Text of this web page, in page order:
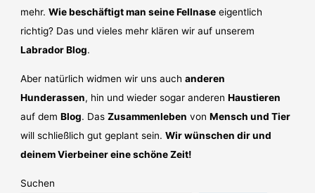
mehr.Wie beschäftigt man seine Fellnase eigentlich
richtig? Das und vieles mehr klären wir auf unserem
Labrador Blog.
Aber natürlich widmen wir uns auchanderen
Hunderassen, hin und wieder sogar anderenHaustieren
auf demBlog. DasZusammenleben vonMensch und Tier
will schließlich gut geplant sein.Wir wünschen dir und
deinem Vierbeiner eine schöne Zeit!
Suchen